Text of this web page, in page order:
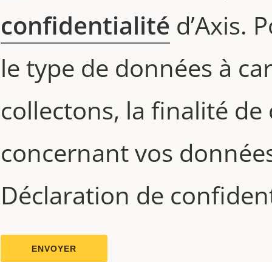
confidentialité d’Axis.
le type de données à
collectons, la finalité
concernant vos
Déclaration de